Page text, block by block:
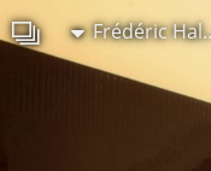
Frédéric Halbreich